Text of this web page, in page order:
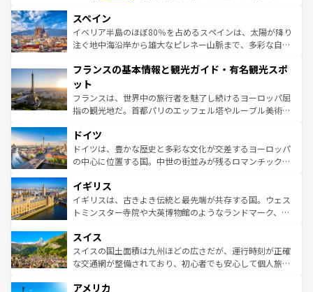
ろん、トスカーナの美しい田園風景やアマルフィ海岸の絶
景など、自然景観も見逃せない。観光の合間には、本場の
ピザやパスタなど、絶品のイタリア料理を堪能することも
ませてくれるイタリアで、忘れられない旅をしてみよう！
なお、新着のイタリア情報は
しい。
スペイン
イベリア半島のほぼ80％を占めるスペインは、太陽が降り
注ぐ地中海沿岸から雄大なピレネー山脈まで、多彩な自然
文化が根付くこの国では、情熱的なフラメンコ、熱気あふ
れる闘牛、そして美味しいタパスが生活の一部となってい
る。首都マドリードの洗練された雰囲気や、バルセロナの
アートに溢れた街角から、地方では古代ローマ遺跡や中世
せる。地方によって風土や気候が異なるスペインはその個
性で訪れる人を魅了する。 なお、新着のスペイン情報は コ
ンテンツ一覧を参照してほしい。
フランスの基本情報と観光ガイド・有名観光スポ
ット
フランスは、世界中の旅行者を魅了し続けるヨーロッパ屈
指の観光地だ。首都パリのエッフェル塔やルーブル美術館
で、幅広い魅力が詰まっている。華麗な宮殿、歴史的な大
聖堂、美しいビーチ、そして豊かな自然が、訪れる者を心
から魅了する。また、フランスは美食の国としても知ら
いる。シャンパンの発祥地であるランス、プロヴァンスの
香り高いラベンダー畑など、多彩な楽しみ方が可能だ。さ
らに、パリ以外の地域にも魅力が溢れており、どの街角に
れる地方に足を運ぶとそれぞれで全く異なる文化を体験で
きるだろう。 なお、新着のフランス情報はコンテンツ一覧
を参照してほしい。
ドイツ
ドイツは、豊かな歴史と多彩な文化が交差するヨーロッパ
の中心に位置する国。中世の街並みが残るロマンチック街
顔を持つこの国は、どこを歩いても飽きることがない。ベ
ルリンの文化的活気、バイエルン州のアルプスの絶景、そ
してライン川沿いのワイン畑といった風景は必見。ビール
は、お酒好きな人にはぜひ体験してほしい。 なお、新着の
ドイツ情報はコンテンツ一覧を参照してほしい。
イギリス
イギリスは、古きよき伝統と最先端が共存する国。ウェス
トミンスター寺院や大英博物館のようなランドマーク、歴
リアごとに異なる魅力がある。また、優雅なアフタヌーン
ティー、ビール好きにはたまらない英国パブ、サッカー観
戦など、本場だからこそできる体験も豊富。イギリスを旅
ンツ一覧を参照してほしい。
スイス
スイスの国土面積は九州ほどの広さだが、運行時刻が正確
な交通網が整備されており、初心者でも安心して個人旅行
の建物がそのまま残る町や、スイスならではのユニークな
アメリカ